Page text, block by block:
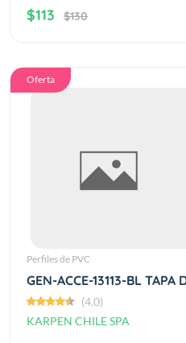
$113 $130
Oferta
Perfiles de PVC
GEN-ACCE-13113-BL TAPA
(4.0)
KARPEN CHILE SPA